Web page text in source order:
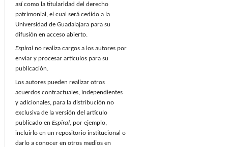
así como la titularidad del derecho
patrimonial, el cual será cedido a la
Universidad de Guadalajara para su
difusión en acceso abierto.
Espiral no realiza cargos a los autores por
enviar y procesar artículos para su
publicación.
Los autores pueden realizar otros
acuerdos contractuales, independientes
y adicionales, para la distribución no
exclusiva de la versión del artículo
publicado en Espiral, por ejemplo,
incluirlo en un repositorio institucional o
darlo a conocer en otros medios en